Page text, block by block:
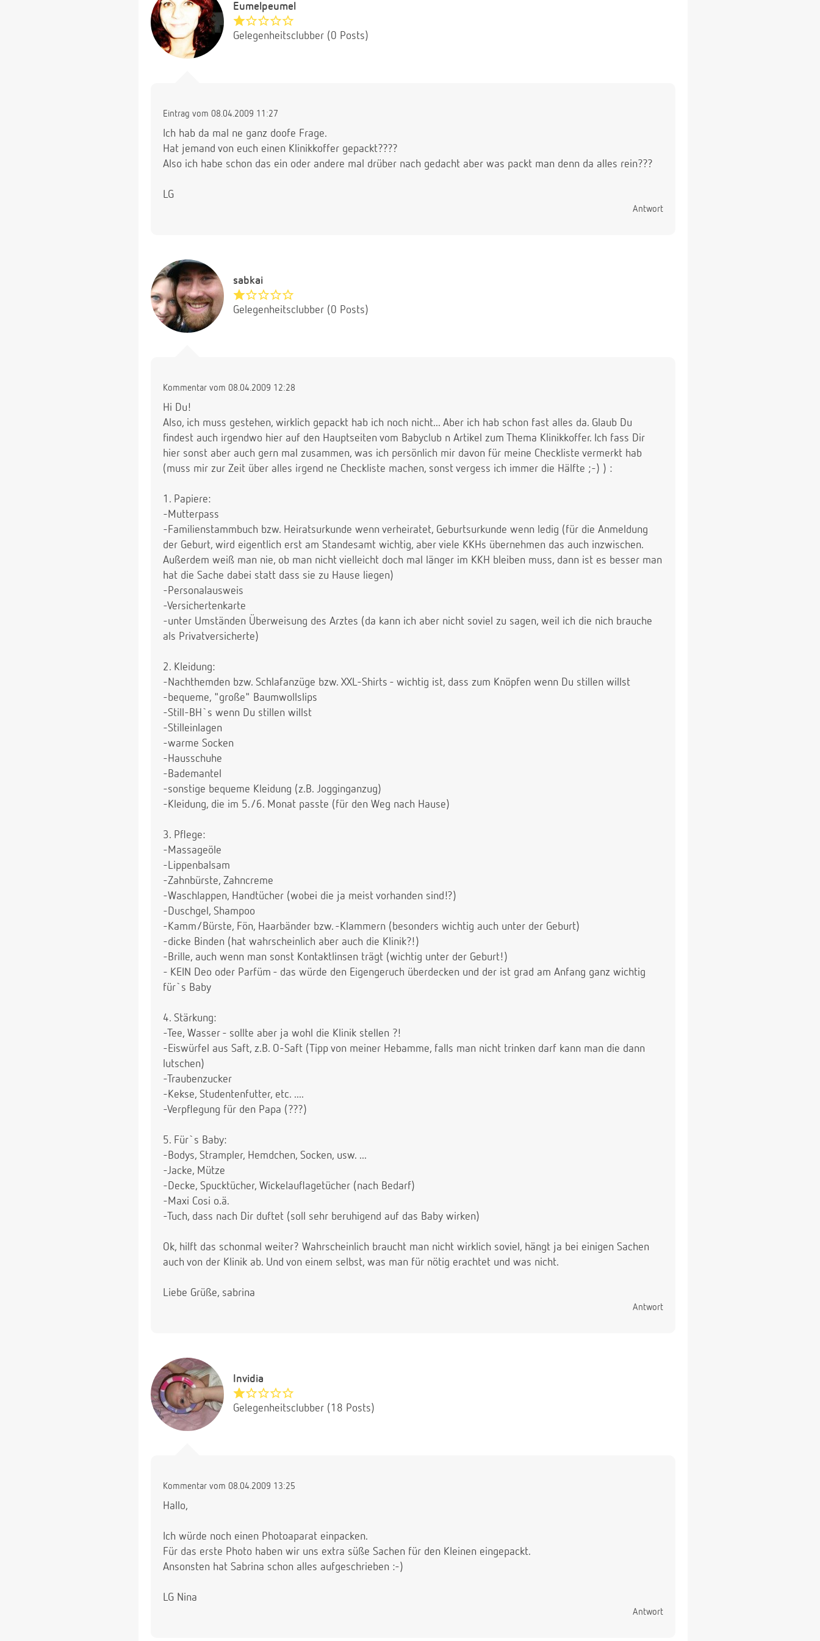
Eumelpeumel
Gelegenheitsclubber (0 Posts)
Eintrag vom 08.04.2009 11:27
Ich hab da mal ne ganz doofe Frage.
Hat jemand von euch einen Klinikkoffer gepackt????
Also ich habe schon das ein oder andere mal drüber nach gedacht aber was packt man denn da alles rein???
LG
Antwort
sabkai
Gelegenheitsclubber (0 Posts)
Kommentar vom 08.04.2009 12:28
Hi Du!
Also, ich muss gestehen, wirklich gepackt hab ich noch nicht... Aber ich hab schon fast alles da. Glaub Du
findest auch irgendwo hier auf den Hauptseiten vom Babyclub n Artikel zum Thema Klinikkoffer. Ich fass Dir
hier sonst aber auch gern mal zusammen, was ich persönlich mir davon für meine Checkliste vermerkt hab
(muss mir zur Zeit über alles irgend ne Checkliste machen, sonst vergess ich immer die Hälfte ;-) ) :
1. Papiere:
-Mutterpass
-Familienstammbuch bzw. Heiratsurkunde wenn verheiratet, Geburtsurkunde wenn ledig (für die Anmeldung
der Geburt, wird eigentlich erst am Standesamt wichtig, aber viele KKHs übernehmen das auch inzwischen.
Außerdem weiß man nie, ob man nicht vielleicht doch mal länger im KKH bleiben muss, dann ist es besser man
hat die Sache dabei statt dass sie zu Hause liegen)
-Personalausweis
-Versichertenkarte
-unter Umständen Überweisung des Arztes (da kann ich aber nicht soviel zu sagen, weil ich die nich brauche
als Privatversicherte)
2. Kleidung:
-Nachthemden bzw. Schlafanzüge bzw. XXL-Shirts - wichtig ist, dass zum Knöpfen wenn Du stillen willst
-bequeme, "große" Baumwollslips
-Still-BH`s wenn Du stillen willst
-Stilleinlagen
-warme Socken
-Hausschuhe
-Bademantel
-sonstige bequeme Kleidung (z.B. Jogginganzug)
-Kleidung, die im 5./6. Monat passte (für den Weg nach Hause)
3. Pflege:
-Massageöle
-Lippenbalsam
-Zahnbürste, Zahncreme
-Waschlappen, Handtücher (wobei die ja meist vorhanden sind!?)
-Duschgel, Shampoo
-Kamm/Bürste, Fön, Haarbänder bzw. -Klammern (besonders wichtig auch unter der Geburt)
-dicke Binden (hat wahrscheinlich aber auch die Klinik?!)
-Brille, auch wenn man sonst Kontaktlinsen trägt (wichtig unter der Geburt!)
- KEIN Deo oder Parfüm - das würde den Eigengeruch überdecken und der ist grad am Anfang ganz wichtig
für`s Baby
4. Stärkung:
-Tee, Wasser - sollte aber ja wohl die Klinik stellen ?!
-Eiswürfel aus Saft, z.B. O-Saft (Tipp von meiner Hebamme, falls man nicht trinken darf kann man die dann
lutschen)
-Traubenzucker
-Kekse, Studentenfutter, etc. ....
-Verpflegung für den Papa (???)
5. Für`s Baby:
-Bodys, Strampler, Hemdchen, Socken, usw. ...
-Jacke, Mütze
-Decke, Spucktücher, Wickelauflagetücher (nach Bedarf)
-Maxi Cosi o.ä.
-Tuch, dass nach Dir duftet (soll sehr beruhigend auf das Baby wirken)
Ok, hilft das schonmal weiter? Wahrscheinlich braucht man nicht wirklich soviel, hängt ja bei einigen Sachen
auch von der Klinik ab. Und von einem selbst, was man für nötig erachtet und was nicht.
Liebe Grüße, sabrina
Antwort
Invidia
Gelegenheitsclubber (18 Posts)
Kommentar vom 08.04.2009 13:25
Hallo,
Ich würde noch einen Photoaparat einpacken.
Für das erste Photo haben wir uns extra süße Sachen für den Kleinen eingepackt.
Ansonsten hat Sabrina schon alles aufgeschrieben :-)
LG Nina
Antwort